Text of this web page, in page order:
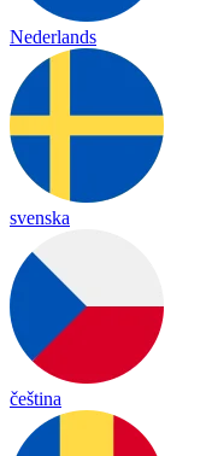
Nederlands
svenska
čeština